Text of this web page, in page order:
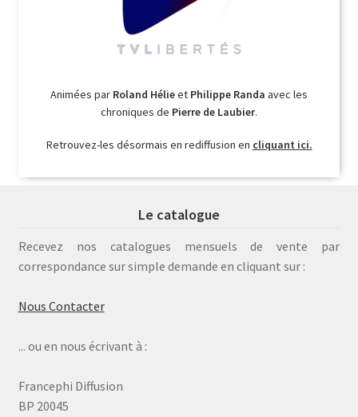
Animées par Roland Hélieet Philippe Randa avec les
chroniques de Pierre de Laubier.
Retrouvez-les désormais en rediffusion en cliquant ici.
Le catalogue
Recevez nos catalogues mensuels de vente par
correspondance sur simple demande en cliquant sur :
Nous Contacter
... ou en nous écrivant à :
Francephi Diffusion
BP 20045